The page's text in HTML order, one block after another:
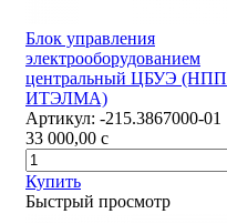
Блок управления
электрооборудованием
центральный ЦБУЭ (НПП
ИТЭЛМА)
Артикул: -215.3867000-01
33 000,00 c
Купить
Быстрый просмотр